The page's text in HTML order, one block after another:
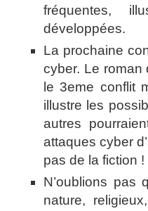
fréquentes,
développées.
La prochaine
cyber. Le roman
le 3eme conflit
illustre les
autres
attaques cyber
pas de la fiction !
N’oublions pas
nature,